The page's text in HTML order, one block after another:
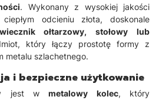
. Wykonany z wysokiej jakości
odcieniu złota, doskonale
ołtarzowy, stołowy lub
który łączy prostotę formy z
metalu szlachetnego.
i bezpieczne użytkowanie
jest wmetalowy kolec, który